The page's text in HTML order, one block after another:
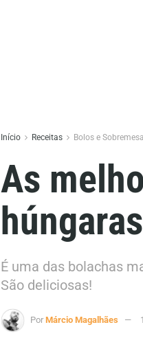
Início Receitas Bolos e
As
É uma das bolachas
São deliciosas!
Por Márcio Magalhães